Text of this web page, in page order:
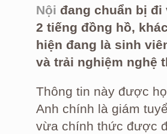
Nội đang chuẩn bị
2 tiếng đồng hồ,
hiện đang là sinh
và trải nghiệm nghệ
Thông tin này được
Anh chính là giám
vừa chính thức được